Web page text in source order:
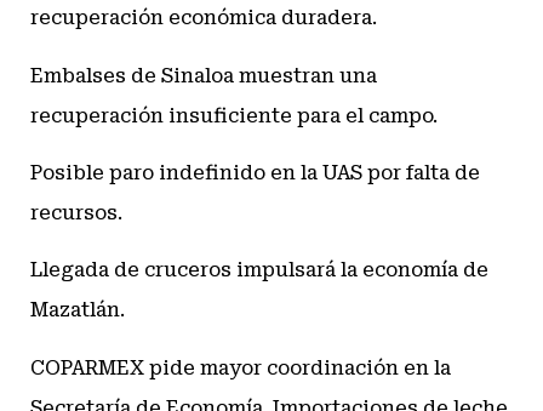
recuperación económica duradera.
Embalses de Sinaloa muestran una
recuperación insuficiente para el campo.
Posible paro indefinido en la UAS por falta de
recursos.
Llegada de cruceros impulsará la economía de
Mazatlán.
COPARMEX pide mayor coordinación en la